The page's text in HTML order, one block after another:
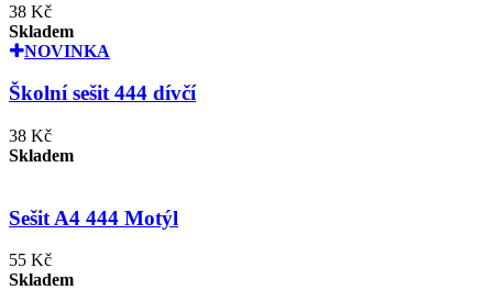
38 Kč
Skladem
NOVINKA
Školní sešit 444 dívčí
38 Kč
Skladem
Sešit A4 444 Motýl
55 Kč
Skladem